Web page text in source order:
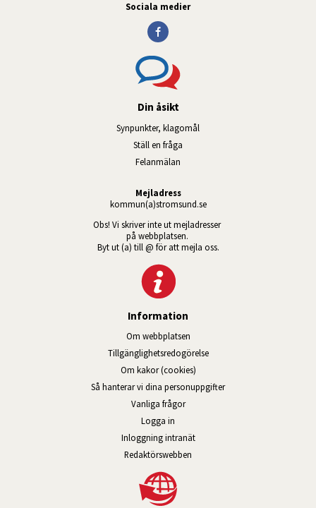
Sociala medier
Din åsikt
Synpunkter, klagomål
Ställ en fråga
Felanmälan
Mejladress
kommun(a)stromsund.se
Obs! Vi skriver inte ut mejladresser
på webbplatsen.
Byt ut (a) till @ för att mejla oss.
Information
Om webbplatsen
Tillgänglig­hets­redo­görelse
Om kakor (cookies)
Så hanterar vi dina personuppgifter
Vanliga frågor
Logga in
Inloggning intranätÖppnas i nytt fönster.
Redaktörswebben